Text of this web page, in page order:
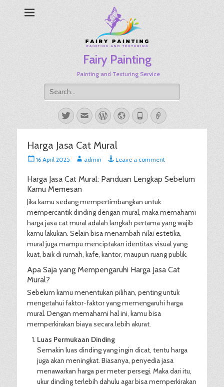
Fairy Painting
Painting and Texturing Service
Search
for:
TwitterEmailWordPress
Website
PhoneLink
Harga Jasa Cat Mural
Posted16 April 2025 Authoradmin Leave a comment
Harga Jasa Cat Mural: Panduan Lengkap Sebelum
Kamu Memesan
Jika kamu sedang mempertimbangkan untuk
mempercantik dinding dengan mural, maka memahami
harga jasa cat mural adalah langkah pertama yang wajib
kamu lakukan. Selain bisa menambah nilai estetika,
mural juga mampu menciptakan identitas visual yang
kuat, baik di rumah, kafe, kantor, maupun ruang publik.
Apa Saja yang Mempengaruhi Harga Jasa Cat
Mural?
Sebelum kamu menentukan pilihan, penting untuk
mengetahui faktor-faktor yang memengaruhi harga
mural. Dengan memahami hal ini, kamu bisa
memperkirakan biaya secara lebih akurat.
Luas Permukaan Dinding
Semakin luas dinding yang ingin dicat, tentu harga
juga akan meningkat. Biasanya, penyedia jasa
menawarkan harga per meter persegi. Maka dari itu,
ukur dinding terlebih dahulu agar bisa memperkirakan